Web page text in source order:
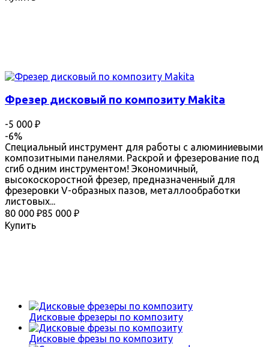
Фрезер дисковый по композиту Makita
-5 000 ₽
-6%
Специальный инструмент для работы с алюминиевыми
композитными панелями. Раскрой и фрезерование под
сгиб одним инструментом! Экономичный,
высокоскоростной фрезер, предназначенный для
фрезеровки V-образных пазов, металлообработки
листовых...
80 000 ₽85 000 ₽
Купить
Дисковые фрезеры по композиту
Дисковые фрезы по композиту